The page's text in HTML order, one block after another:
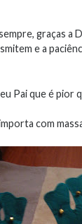
graças a
e a
Pai que é pior
com